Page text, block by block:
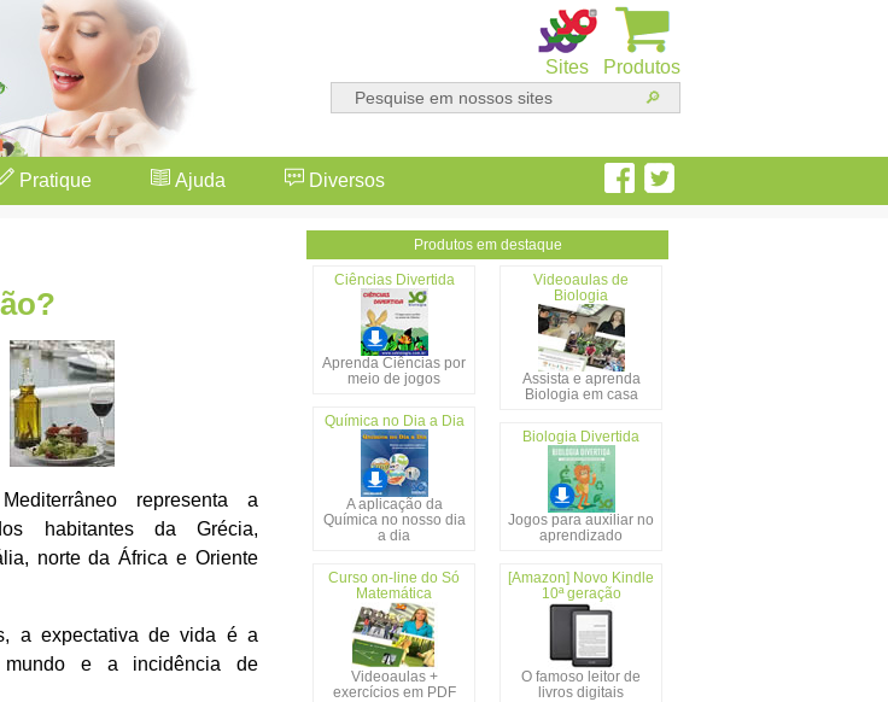
Produtos
Sites
Pratique Ajuda Diversos
representa a
habitantes da Grécia,
norte da África e Oriente
a expectativa de vida é a
e a incidência de
Produtos em destaque
Ciências Divertida
Aprenda Ciências por
meio de jogos
Videoaulas de
Biologia
Assista e aprenda
Biologia em casa
Química no Dia a Dia
A aplicação da
Química no nosso dia
a dia
Biologia Divertida
Jogos para auxiliar no
aprendizado
Curso on-line do Só
Matemática
Videoaulas +
exercícios em PDF
[Amazon] Novo Kindle
10ª geração
O famoso leitor de
livros digitais